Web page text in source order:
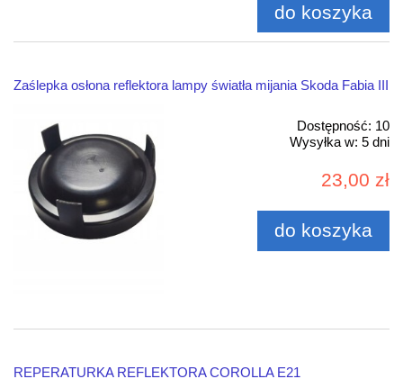
do koszyka
Zaślepka osłona reflektora lampy światła mijania Skoda Fabia III
Dostępność: 10
Wysyłka w: 5 dni
23,00 zł
do koszyka
REPERATURKA REFLEKTORA COROLLA E21